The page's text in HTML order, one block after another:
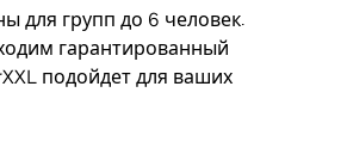
для групп до 6 человек.
гарантированный
подойдет для ваших